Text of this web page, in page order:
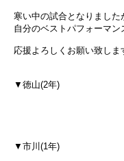
寒い中の試合となりました
自分のベストパフォーマン
応援よろしくお願い致しま
▼徳山(2年)
▼市川(1年)